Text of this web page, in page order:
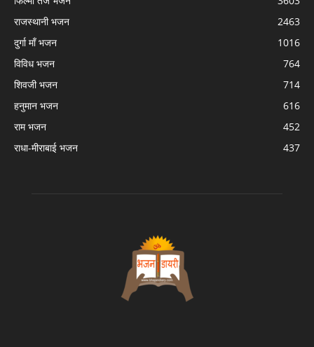
राजस्थानी भजन
2463
दुर्गा माँ भजन
1016
विविध भजन
764
शिवजी भजन
714
हनुमान भजन
616
राम भजन
452
राधा-मीराबाई भजन
437